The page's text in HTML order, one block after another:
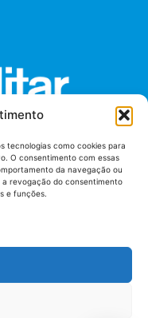
tecnologias como cookies para
O consentimento com essas
da navegação ou
revogação do consentimento
e funções.
Controle Externo -
Sul), Qd. 04, Lt. 01
Subsolo, Sala S04
7292